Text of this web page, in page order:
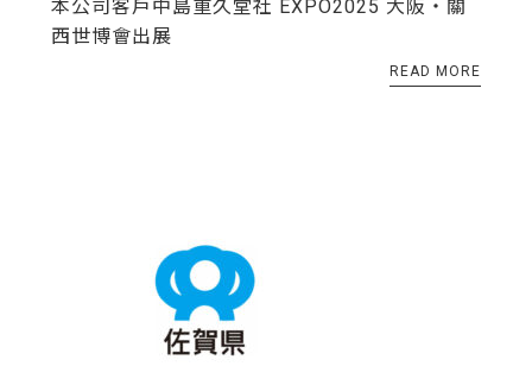
本公司客戶中島重久堂社 EXPO2025 大阪・關
西世博會出展
READ MORE